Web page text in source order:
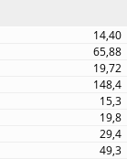
14,40
65,88
19,72
148,4
15,3
19,8
29,4
49,3